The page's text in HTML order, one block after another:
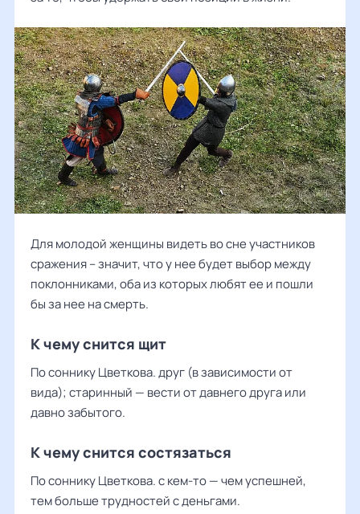
Для молодой женщины видеть во сне участников
сражения – значит, что у нее будет выбор между
поклонниками, оба из которых любят ее и пошли
бы за нее на смерть.
К чему снится щит
По соннику Цветкова. друг (в зависимости от
вида); старинный — вести от давнего друга или
давно забытого.
К чему снится состязаться
По соннику Цветкова. с кем-то — чем успешней,
тем больше трудностей с деньгами.